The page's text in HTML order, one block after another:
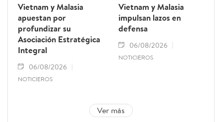
Vietnam y Malasia
apuestan por
profundizar su
Asociación Estratégica
Integral
06/08/2026
NOTICIEROS
Vietnam y Malasia
impulsan lazos en
defensa
06/08/2026
NOTICIEROS
Ver más